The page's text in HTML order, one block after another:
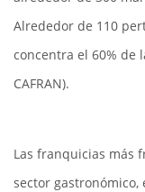
Alrededor de 110
concentra el 60% de
CAFRAN).
Las franquicias más
sector gastronómico,